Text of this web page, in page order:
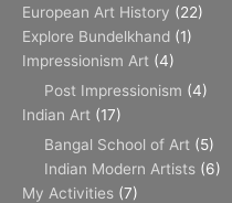
European Art History (22)
Explore Bundelkhand (1)
Impressionism Art (4)
Post Impressionism (4)
Indian Art (17)
Bangal School of Art (5)
Indian Modern Artists (6)
My Activities (7)